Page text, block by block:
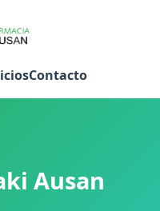
Contacto
Ausan